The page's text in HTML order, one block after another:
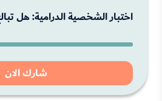
اختبار الشخصية الدرامية: هل
شارك الان